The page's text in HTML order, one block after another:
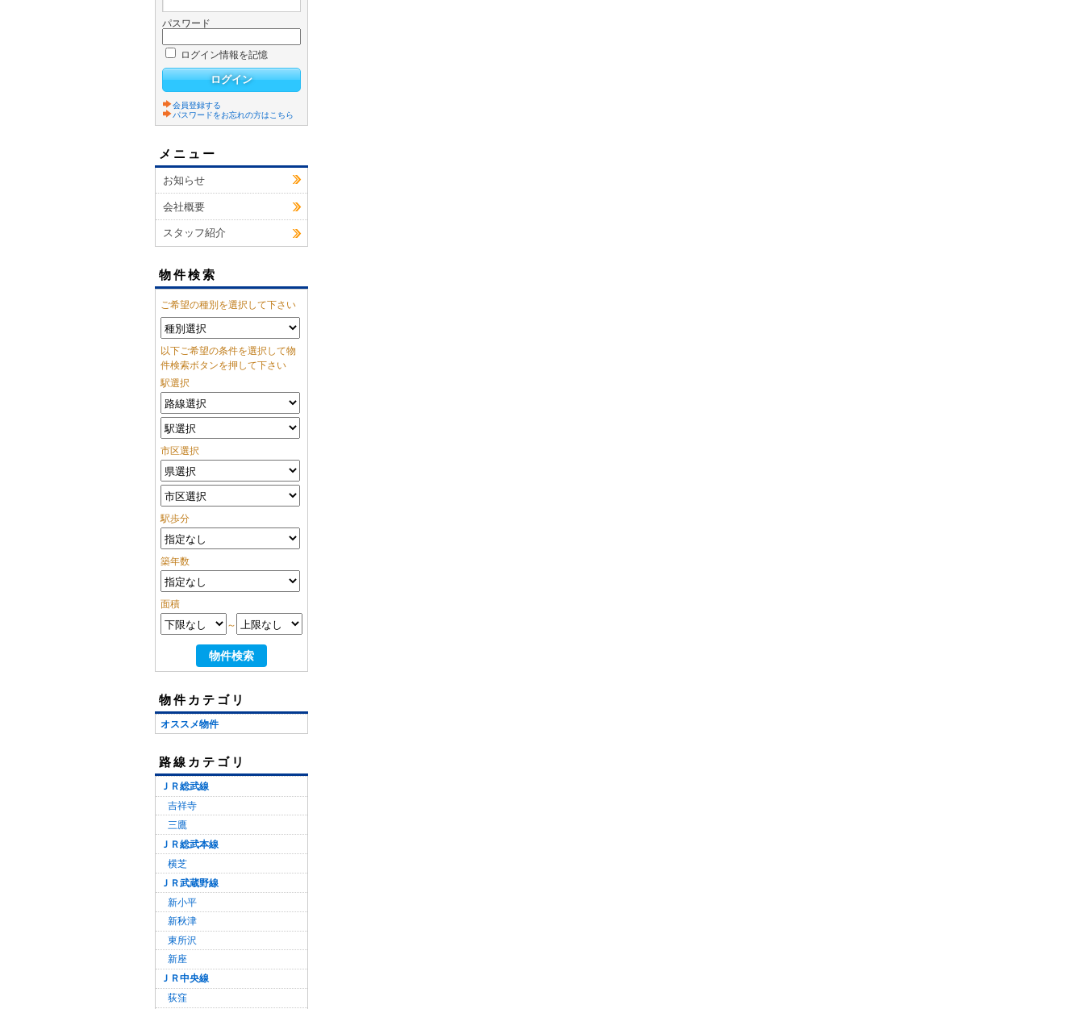
パスワード
ログイン情報を記憶
会員登録する
パスワードをお忘れの方はこちら
メニュー
お知らせ
会社概要
スタッフ紹介
物件検索
ご希望の種別を選択して下さい
以下ご希望の条件を選択して物
件検索ボタンを押して下さい
駅選択
市区選択
駅歩分
築年数
面積
～
物件カテゴリ
オススメ物件
路線カテゴリ
ＪＲ総武線
吉祥寺
三鷹
ＪＲ総武本線
横芝
ＪＲ武蔵野線
新小平
新秋津
東所沢
新座
ＪＲ中央線
荻窪